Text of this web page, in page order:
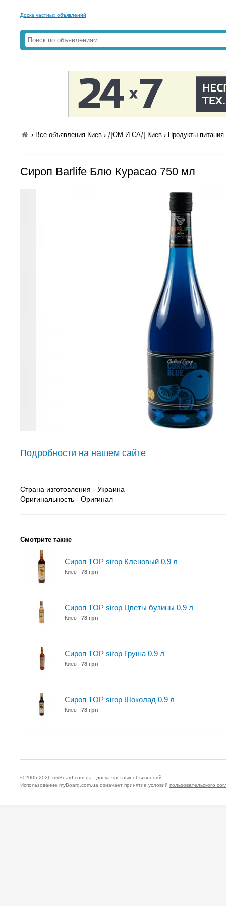
Доска частных объявлений
› Все объявления Киев ›ДОМ И САД Киев › Продукты
Сироп Barlife Блю Курасао 750 мл
Подробности на нашем сайте
Страна изготовления - Украина
Оригинальность - Оригинал
Смотрите также
Сироп TOP sirop Кленовый 0,9 л
Киев 78 грн
Сироп TOP sirop Цветы бузины 0,9 л
Киев 78 грн
Сироп TOP sirop Груша 0,9 л
Киев 78 грн
Сироп TOP sirop Шоколад 0,9 л
Киев 78 грн
© 2005-2026 myBoard.com.ua - доска частных объявлений
Использование myBoard.com.ua означает принятие условий пользовательского